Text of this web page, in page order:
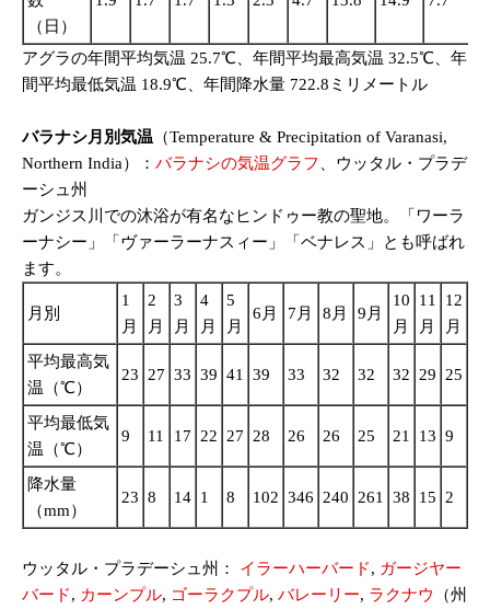
（日）
アグラの年間平均気温 25.7℃、年間平均最高気温 32.5℃、年
間平均最低気温 18.9℃、年間降水量 722.8ミリメートル
バラナシ月別気温 （Temperature & Precipitation of Varanasi,
Northern India）： バラナシの気温グラフ
、ウッタル・プラデ
ーシュ州
ガンジス川での沐浴が有名なヒンドゥー教の聖地。「ワーラ
ーナシー」「ヴァーラーナスィー」「ベナレス」とも呼ばれ
ます。
月別
1
月
2
月
3
月
4
月
5
月
6月 7月 8月 9月
10
月
11
月
12
月
平均最高気
温（℃）
23 27 33 39 41 39 33 32 32 32 29 25
平均最低気
温（℃）
9 11 17 22 27 28 26 26 25 21 13 9
降水量
（mm）
23 8 14 1 8 102 346 240 261 38 15 2
ウッタル・プラデーシュ州： イラーハーバード, ガージヤー
バード, カーンプル, ゴーラクプル, バレーリー, ラクナウ
（州